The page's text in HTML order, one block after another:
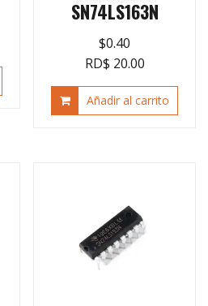
SN74LS163N
$0.40
RD$ 20.00
Añadir al carrito